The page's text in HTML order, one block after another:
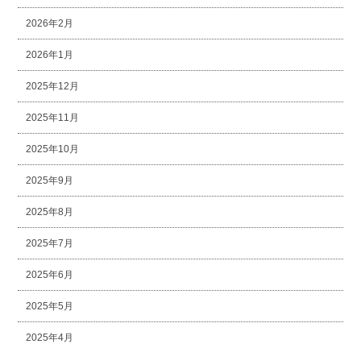
2026年2月
2026年1月
2025年12月
2025年11月
2025年10月
2025年9月
2025年8月
2025年7月
2025年6月
2025年5月
2025年4月